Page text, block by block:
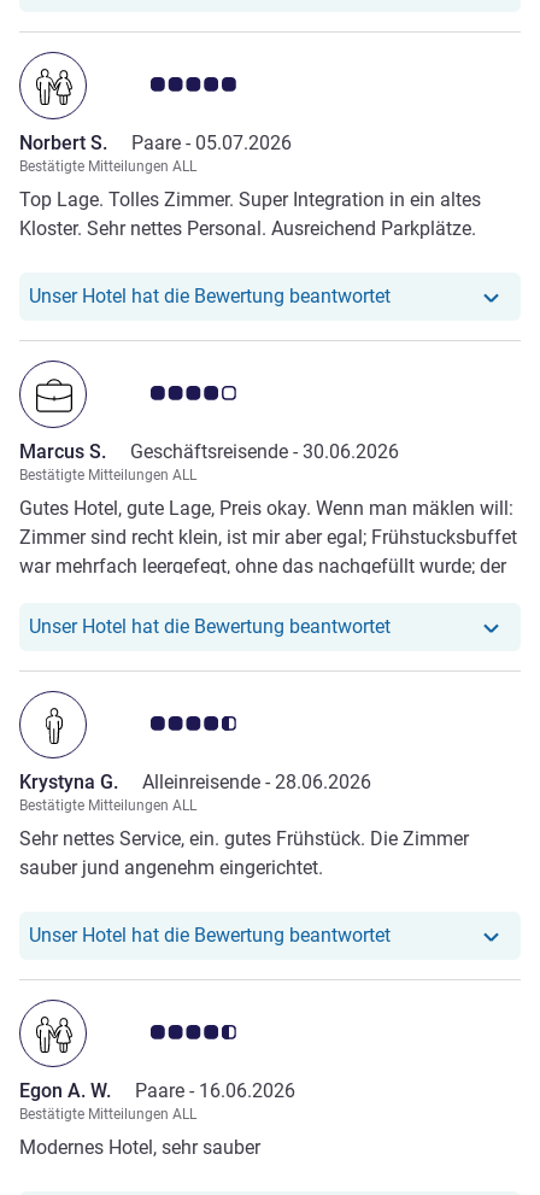
Note Kundenmeinungen 5.0/5
Norbert S. Paare - 05.07.2026
Bestätigte Mitteilungen ALL
Top Lage. Tolles Zimmer. Super Integration in ein altes
Kloster. Sehr nettes Personal. Ausreichend Parkplätze.
Unser Hotel hat die Bewertung beantwortetUnser Hotel hat
Note Kundenmeinungen 4.0/5
Marcus S. Geschäftsreisende - 30.06.2026
Bestätigte Mitteilungen ALL
Gutes Hotel, gute Lage, Preis okay. Wenn man mäklen will:
Zimmer sind recht klein, ist mir aber egal; Frühstucksbuffet
war mehrfach leergefegt, ohne das nachgefüllt wurde; der
Hotel
Unser Hotel hat die Bewertung beantwortetUnser Hotel hat
Note Kundenmeinungen 4.5/5
Krystyna G. Alleinreisende - 28.06.2026
Bestätigte Mitteilungen ALL
Sehr nettes Service, ein. gutes Frühstück. Die Zimmer
sauber jund angenehm eingerichtet.
Unser Hotel hat die Bewertung beantwortetUnser Hotel hat
Note Kundenmeinungen 4.5/5
Egon A. W. Paare - 16.06.2026
Bestätigte Mitteilungen ALL
Modernes Hotel, sehr sauber